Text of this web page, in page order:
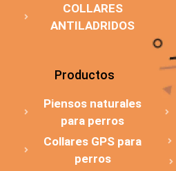
COLLARES
ANTILADRIDOS
Productos
Piensos naturales
para perros
Collares GPS para
perros